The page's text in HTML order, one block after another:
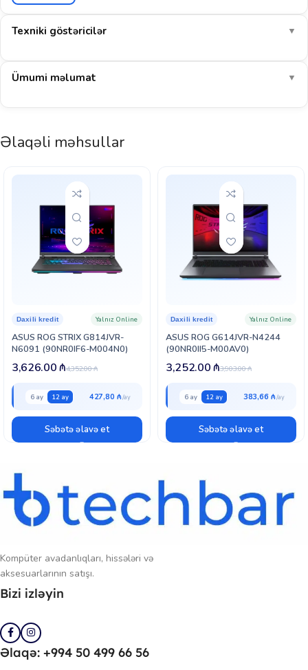
FPS
1080p-də AAA oyunlar yüksək/orta qarışıq ayarlarda ~85 FPS ilə
axıcı işləyir. E-idman oyunlarında 180+ FPS.
Göstərilən dəyərlər müstəqil benchmark nəticələrinin ortalamasına əsaslanan təxmini
aralıqlardır (yüksək ayarlar, DLSS/FSR olmadan). Real nəticə sistem konfiqurasiyası,
sürücü versiyası və oyunun özündən asılı olaraq dəyişə bilər. Noutbuk qrafik kartlarının
gücü modeldən (TGP) asılı olaraq fərqlənir.
Texniki göstəricilər ▼
Ümumi məlumat ▼
Əlaqəli məhsullar
ASUS ROG STRIX G814JVR-
N6091 (90NR0IF6-M004N0)
Daxili kredit Yalnız Online
4,352.00₼
3,626.00₼
6 ay 12 ay 427,80 ₼
Səbətə əlavə et
ASUS ROG G614JVR-N4244
(90NR0II5-M00AV0)
Daxili kredit Yalnız Online
3,903.00₼
3,252.00₼
6 ay 12 ay 383,66 ₼
Səbətə əlavə et
Kompüter avadanlıqları, hissələri və
aksesuarlarının satışı.
Bizi izləyin
Əlaqə: +994 50 499 66 56